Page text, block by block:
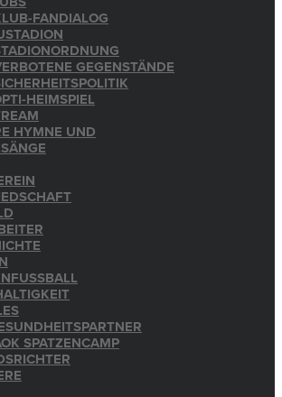
FANDIALOG
GEGENSTÄNDE
HEIMSPIEL
HYMNE UND
SPATZENCAMP